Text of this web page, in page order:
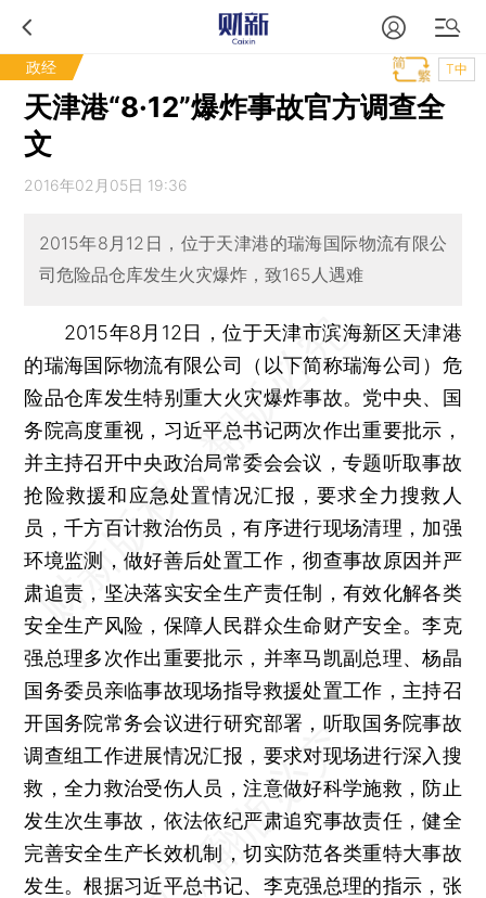
政经 T中
天津港“8·12”爆炸事故官方调查全
文
2016年02月05日 19:36
2015年8月12日，位于天津港的瑞海国际物流有限公
司危险品仓库发生火灾爆炸，致165人遇难
2015年8月12日，位于天津市滨海新区天津港
的瑞海国际物流有限公司（以下简称瑞海公司）危
险品仓库发生特别重大火灾爆炸事故。党中央、国
务院高度重视，习近平总书记两次作出重要批示，
并主持召开中央政治局常委会会议，专题听取事故
抢险救援和应急处置情况汇报，要求全力搜救人
员，千方百计救治伤员，有序进行现场清理，加强
环境监测，做好善后处置工作，彻查事故原因并严
肃追责，坚决落实安全生产责任制，有效化解各类
安全生产风险，保障人民群众生命财产安全。李克
强总理多次作出重要批示，并率马凯副总理、杨晶
国务委员亲临事故现场指导救援处置工作，主持召
开国务院常务会议进行研究部署，听取国务院事故
调查组工作进展情况汇报，要求对现场进行深入搜
救，全力救治受伤人员，注意做好科学施救，防止
发生次生事故，依法依纪严肃追究事故责任，健全
完善安全生产长效机制，切实防范各类重特大事故
发生。根据习近平总书记、李克强总理的指示，张